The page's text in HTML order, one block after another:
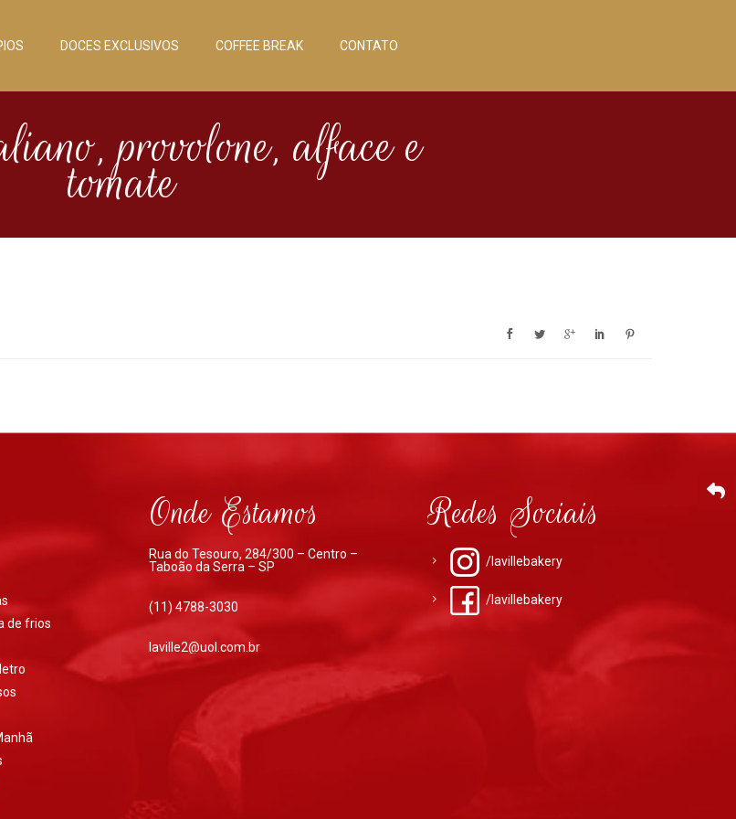
DOCES EXCLUSIVOS COFFEE BREAK CONTATO
provolone, alface e
tomate
de frios
Onde Estamos
Rua do Tesouro, 284/300 – Centro –
Taboão da Serra – SP
(11) 4788-3030
laville2@uol.com.br
Redes Sociais
/lavillebakery
/lavillebakery